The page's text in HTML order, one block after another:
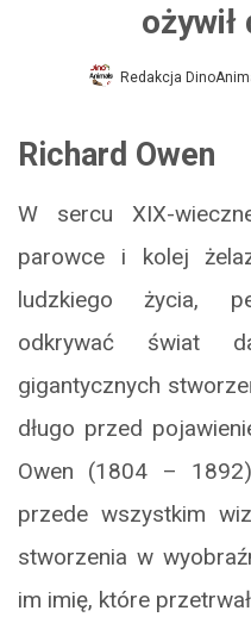
ożywił
Redakcja
Richard Owen
W sercu XIX-
parowce i kolej
ludzkiego życia,
odkrywać świat
gigantycznych
długo przed
Owen (1804 –
przede wszystkim
stworzenia w
im imię, które